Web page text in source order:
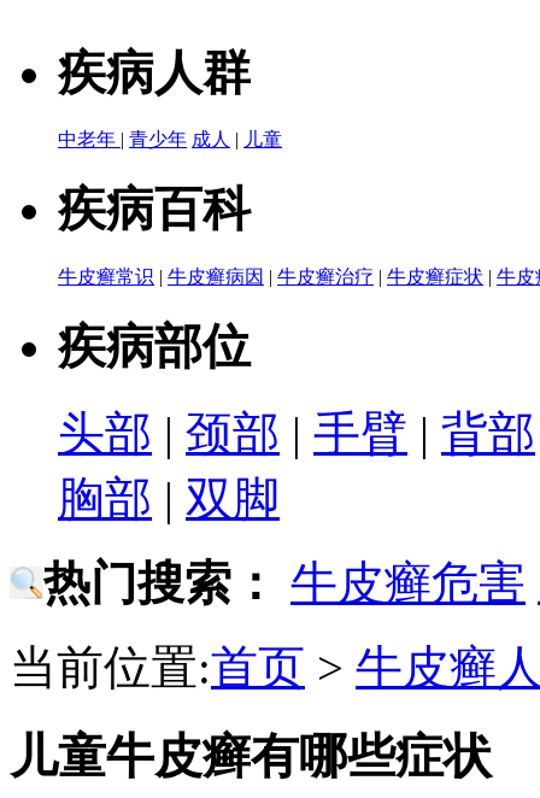
疾病人群
中老年 | 青少年 成人 | 儿童
疾病百科
牛皮癣常识 | 牛皮癣病因 | 牛皮癣治疗 | 牛皮癣症状 | 牛皮
疾病部位
头部 | 颈部 | 手臂 | 背部
胸部 | 双脚
热门搜索： 牛皮癣危害
当前位置:首页 > 牛皮癣
儿童牛皮癣有哪些症状